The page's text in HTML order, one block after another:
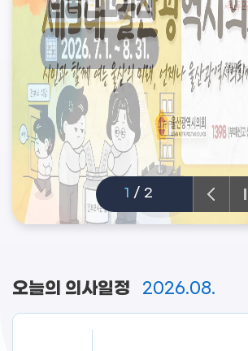
2 /2
오늘의 의사일정 2026.08.